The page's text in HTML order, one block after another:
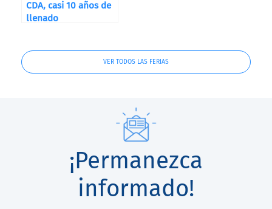
CDA, casi 10 años de
llenado
VER TODOS LAS FERIAS
¡Permanezca
informado!